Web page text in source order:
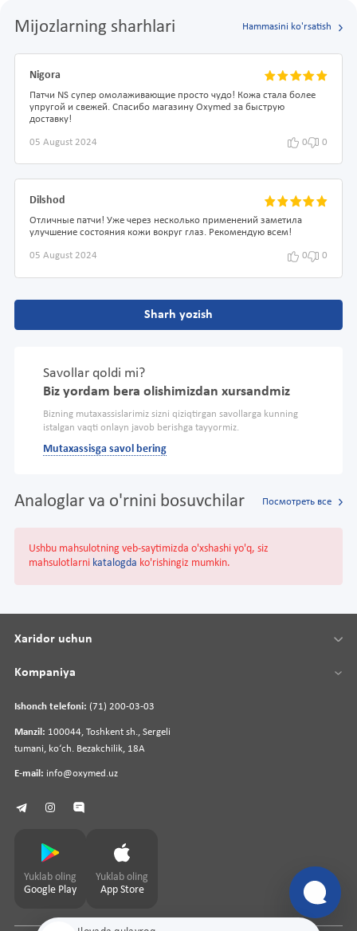
Mijozlarning sharhlari Hammasini ko'rsatish
Nigora
Патчи NS супер омолаживающие просто чудо! Кожа стала более
упругой и свежей. Спасибо магазину Oxymed за быструю
доставку!
05 August 2024 0 0
Dilshod
Отличные патчи! Уже через несколько применений заметила
улучшение состояния кожи вокруг глаз. Рекомендую всем!
05 August 2024 0 0
Sharh yozish
Savollar qoldi mi?
Biz yordam bera olishimizdan xursandmiz
Bizning mutaxassislarimiz sizni qiziqtirgan savollarga kunning
istalgan vaqti onlayn javob berishga tayyormiz.
Mutaxassisga savol bering
Analoglar va o'rnini bosuvchilar Посмотреть все
Ushbu mahsulotning veb-saytimizda o'xshashi yo'q, siz
mahsulotlarni katalogda ko'rishingiz mumkin.
Ishonch telefoni: (71) 200-03-03
Manzil: 100044, Toshkent sh., Sergeli
tumani, koʻch. Bezakchilik, 18A
E-mail: info@oxymed.uz
Xaridor uchun
Kompaniya
Yuklab oling
Google Play
Yuklab oling
App Store